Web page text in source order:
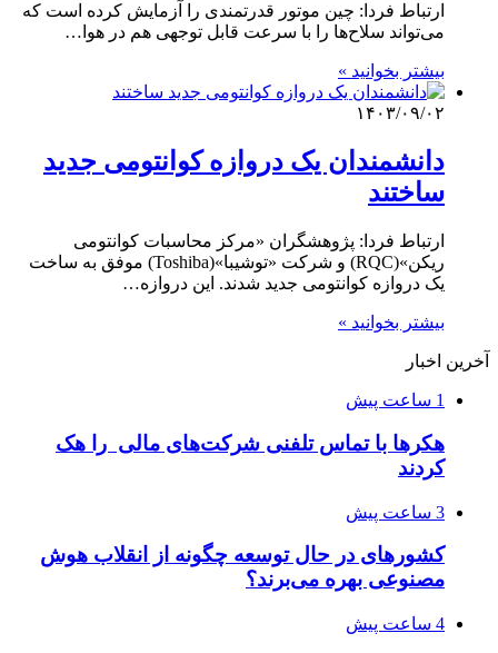
ارتباط فردا: چین موتور قدرتمندی را آزمایش کرده است که
می‌تواند سلاح‌ها را با سرعت قابل توجهی هم در هوا…
بیشتر بخوانید »
۱۴۰۳/۰۹/۰۲
دانشمندان یک دروازه کوانتومی جدید
ساختند
ارتباط فردا: پژوهشگران «مرکز محاسبات کوانتومی
ریکن»(RQC) و شرکت «توشیبا»(Toshiba) موفق به ساخت
یک دروازه کوانتومی جدید شدند. این دروازه…
بیشتر بخوانید »
آخرین اخبار
1 ساعت پیش
هکرها با تماس تلفنی شرکت‌های مالی را هک
کردند
3 ساعت پیش
کشورهای در حال توسعه چگونه از انقلاب هوش
مصنوعی بهره می‌برند؟
4 ساعت پیش